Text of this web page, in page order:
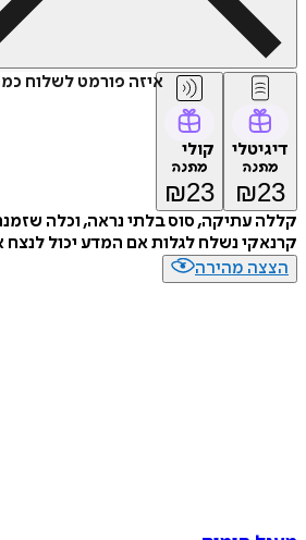
איזה פורמט לשלוח כמתנה?
₪
קולי
מתנה
₪ 23
עתיקה, סוס בלתי נראה, וכלה שזמנה
נשלח לגלות אם המדע יכול לנצח את
מהירה